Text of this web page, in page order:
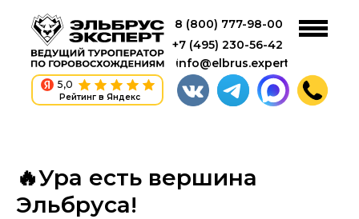
info@elbrus.expert
+7 (495) 230-56-42
8 (800) 777-98-00
5,0
Рейтинг в Яндекс
🔥Ура есть вершина
Эльбруса!